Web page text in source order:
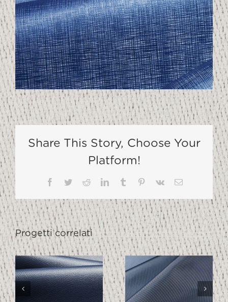
Share This Story, Choose Your
Platform!
Facebook
TwitterRedditLinkedInTumblr Pinterest
Vk Email
Progetti correlati
TECHNO
TECHNO